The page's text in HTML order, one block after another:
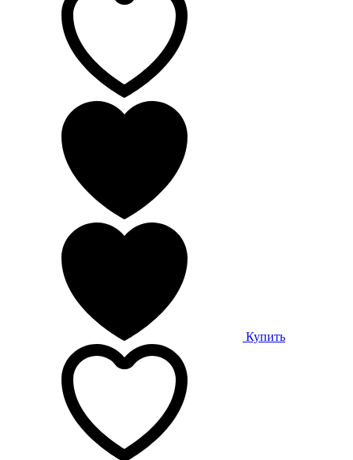
Купить